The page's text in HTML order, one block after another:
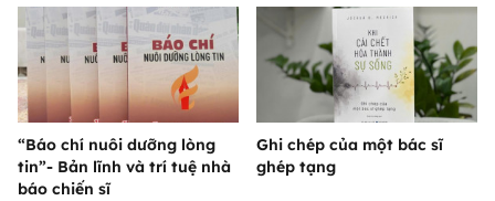
“Báo chí nuôi dưỡng lòng
tin”- Bản lĩnh và trí tuệ nhà
báo chiến sĩ
Ghi chép của một bác sĩ
ghép tạng